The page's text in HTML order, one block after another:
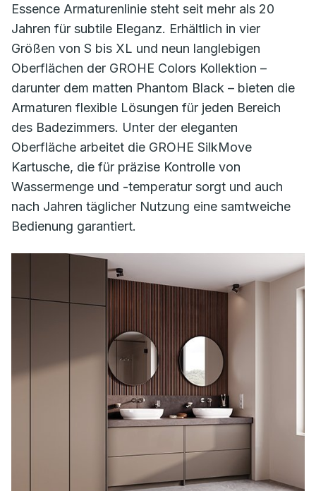
Essence Armaturenlinie steht seit mehr als 20
Jahren für subtile Eleganz. Erhältlich in vier
Größen von S bis XL und neun langlebigen
Oberflächen der GROHE Colors Kollektion –
darunter dem matten Phantom Black – bieten die
Armaturen flexible Lösungen für jeden Bereich
des Badezimmers. Unter der eleganten
Oberfläche arbeitet die GROHE SilkMove
Kartusche, die für präzise Kontrolle von
Wassermenge und -temperatur sorgt und auch
nach Jahren täglicher Nutzung eine samtweiche
Bedienung garantiert.